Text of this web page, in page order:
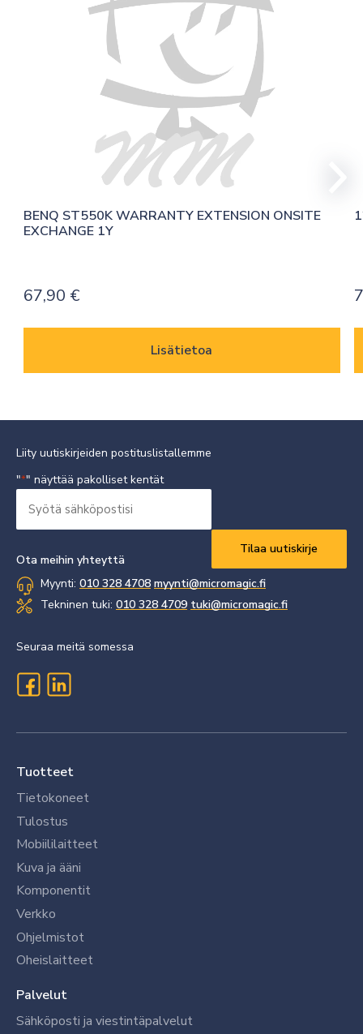
BENQ ST550K WARRANTY EXTENSION ONSITE
EXCHANGE 1Y
67,90 €
Lisätietoa
Liity uutiskirjeiden postituslistallemme
"*" näyttää pakolliset kentät
sähköpostisi
Ota meihin yhteyttä
Myynti: 010 328 4708 myynti@micromagic.fi
Tekninen tuki: 010 328 4709 tuki@micromagic.fi
Seuraa meitä somessa
Tuotteet
Tietokoneet
Tulostus
Mobiililaitteet
Kuva ja ääni
Komponentit
Verkko
Ohjelmistot
Oheislaitteet
Palvelut
Sähköposti ja viestintäpalvelut